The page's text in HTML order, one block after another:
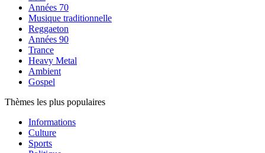
Années 70
Musique traditionnelle
Reggaeton
Années 90
Trance
Heavy Metal
Ambient
Gospel
Thèmes les plus populaires
Informations
Culture
Sports